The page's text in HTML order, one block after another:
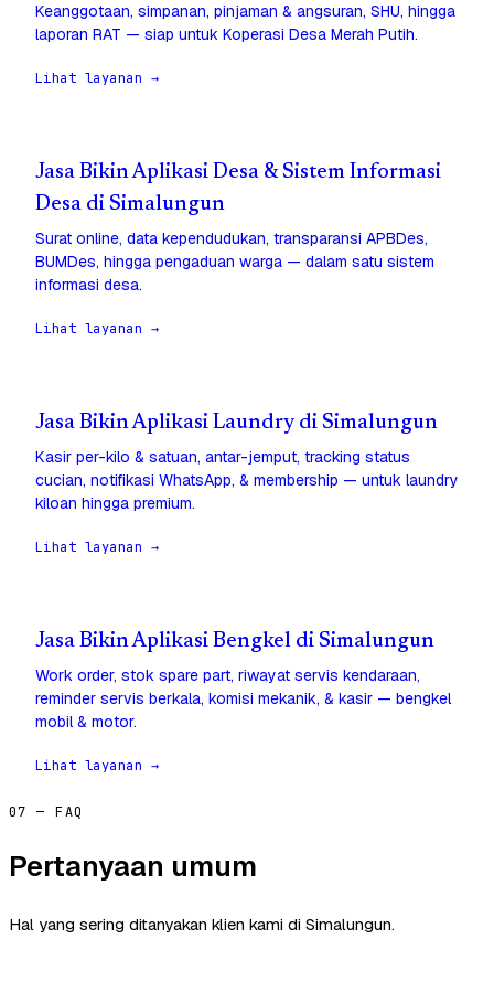
Keanggotaan, simpanan, pinjaman & angsuran, SHU, hingga
laporan RAT — siap untuk Koperasi Desa Merah Putih.
Lihat layanan →
Jasa Bikin Aplikasi Desa & Sistem Informasi
Desa di Simalungun
Surat online, data kependudukan, transparansi APBDes,
BUMDes, hingga pengaduan warga — dalam satu sistem
informasi desa.
Lihat layanan →
Jasa Bikin Aplikasi Laundry di Simalungun
Kasir per-kilo & satuan, antar-jemput, tracking status
cucian, notifikasi WhatsApp, & membership — untuk laundry
kiloan hingga premium.
Lihat layanan →
Jasa Bikin Aplikasi Bengkel di Simalungun
Work order, stok spare part, riwayat servis kendaraan,
reminder servis berkala, komisi mekanik, & kasir — bengkel
mobil & motor.
Lihat layanan →
07 — FAQ
Pertanyaan umum
Hal yang sering ditanyakan klien kami di Simalungun.